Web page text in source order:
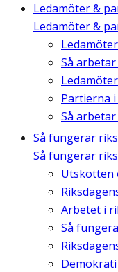
Ledamöter &
Ledamöter &
Så
Partierna
Så
Så fungerar
Så fungerar
Utskotten
Arbetet i
Så
Demokrati